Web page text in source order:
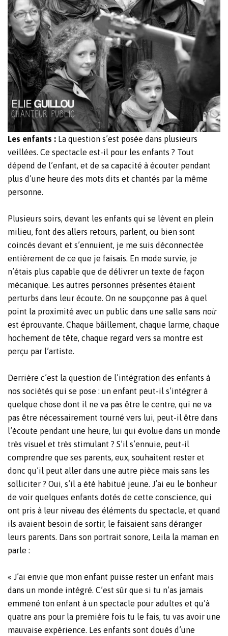
Les enfants : La question s’est posée dans plusieurs
veillées. Ce spectacle est-il pour les enfants ? Tout
dépend de l’enfant, et de sa capacité à écouter pendant
plus d’une heure des mots dits et chantés par la même
personne.
Plusieurs soirs, devant les enfants qui se lèvent en plein
milieu, font des allers retours, parlent, ou bien sont
coincés devant et s’ennuient, je me suis déconnectée
entièrement de ce que je faisais. En mode survie, je
n’étais plus capable que de délivrer un texte de façon
mécanique. Les autres personnes présentes étaient
perturbs dans leur écoute. On ne soupçonne pas à quel
point la proximité avec un public dans une salle sans noir
est éprouvante. Chaque bâillement, chaque larme, chaque
hochement de tête, chaque regard vers sa montre est
perçu par l’artiste.
Derrière c’est la question de l’intégration des enfants à
nos sociétés qui se pose : un enfant peut-il s’intégrer à
quelque chose dont il ne va pas être le centre, qui ne va
pas être nécessairement tourné vers lui, peut-il être dans
l’écoute pendant une heure, lui qui évolue dans un monde
très visuel et très stimulant ? S’il s’ennuie, peut-il
comprendre que ses parents, eux, souhaitent rester et
donc qu’il peut aller dans une autre pièce mais sans les
solliciter ? Oui, s’il a été habitué jeune. J’ai eu le bonheur
de voir quelques enfants dotés de cette conscience, qui
ont pris à leur niveau des éléments du spectacle, et quand
ils avaient besoin de sortir, le faisaient sans déranger
leurs parents. Dans son portrait sonore, Leila la maman en
parle :
« J’ai envie que mon enfant puisse rester un enfant mais
dans un monde intégré. C’est sûr que si tu n’as jamais
emmené ton enfant à un spectacle pour adultes et qu’à
quatre ans pour la première fois tu le fais, tu vas avoir une
mauvaise expérience. Les enfants sont doués d’une